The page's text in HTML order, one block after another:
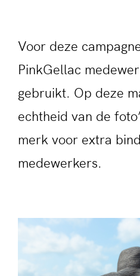
Voor deze
PinkGellac
gebruikt. Op deze
echtheid van de
merk voor extra
medewerkers.